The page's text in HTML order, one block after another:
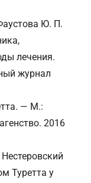
Ю. П.
лечения.
журнал
— М.:
2016
Туретта у